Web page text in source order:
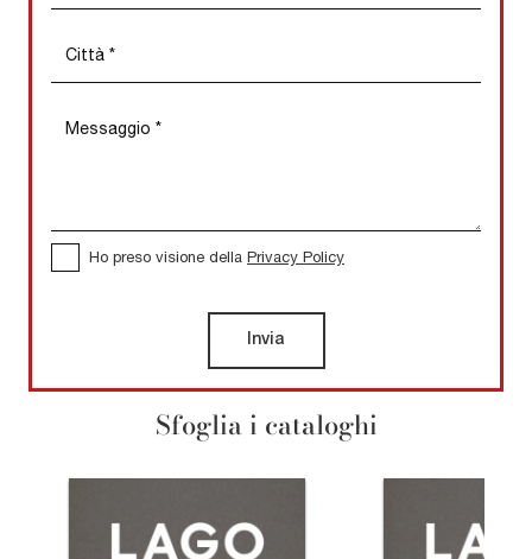
Sfoglia i cataloghi
Ho preso visione della Privacy Policy
Invia